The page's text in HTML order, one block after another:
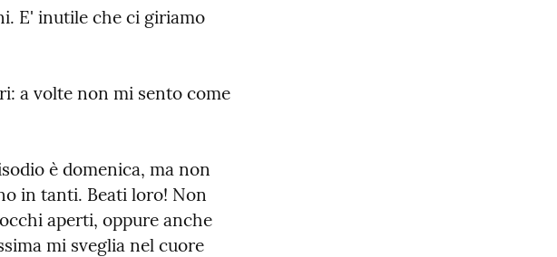
E' inutile che ci giriamo
a volte non mi sento come
è domenica, ma non
in tanti. Beati loro! Non
aperti, oppure anche
mi sveglia nel cuore